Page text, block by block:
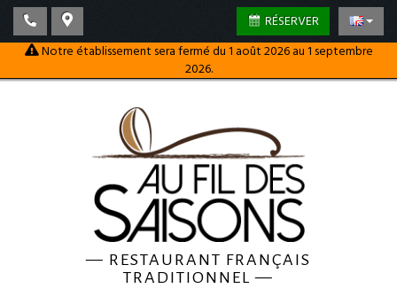
RÉSERVER
Notre établissement sera fermé du 1 août 2026 au 1 septembre
2026.
— RESTAURANT FRANÇAIS
TRADITIONNEL—